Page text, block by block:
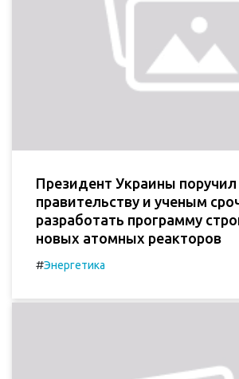
Президент Украины поручил
правительству и ученым
разработать программу
новых атомных реакторов
#Энергетика